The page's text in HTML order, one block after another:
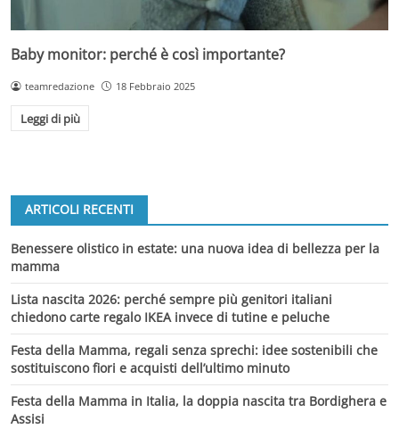
Baby monitor: perché è così importante?
teamredazione 18 Febbraio 2025
Leggi di più
ARTICOLI RECENTI
Benessere olistico in estate: una nuova idea di bellezza per la
mamma
Lista nascita 2026: perché sempre più genitori italiani
chiedono carte regalo IKEA invece di tutine e peluche
Festa della Mamma, regali senza sprechi: idee sostenibili che
sostituiscono fiori e acquisti dell’ultimo minuto
Festa della Mamma in Italia, la doppia nascita tra Bordighera e
Assisi